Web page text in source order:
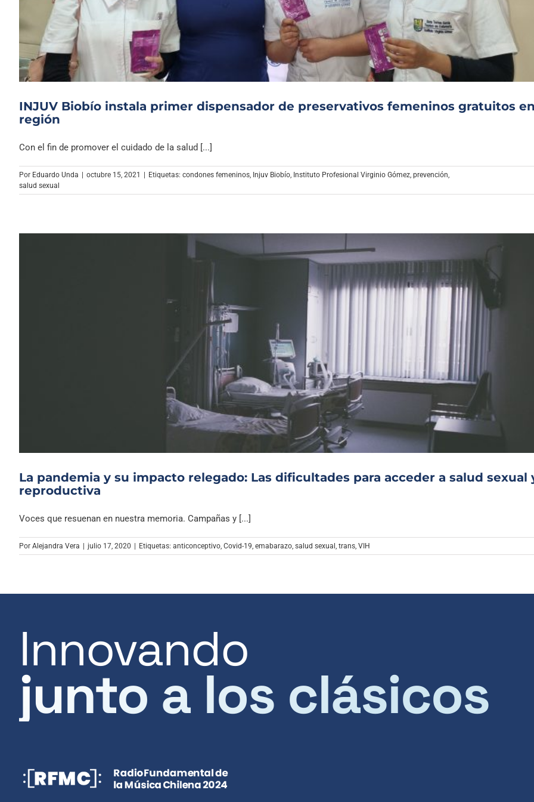
Archivo Sonoro
INJUV Biobío instala primer dispensador de preservativos femeninos gratuitos
región
Con el fin de promover el cuidado de la salud [...]
Por Eduardo Unda | octubre 15, 2021 | Etiquetas: condones femeninos Injuv Biobío Instituto Profesional Virginio Gómez prevención
salud sexual
La pandemia y su impacto relegado: Las dificultades para acceder a salud sexual
reproductiva
Voces que resuenan en nuestra memoria. Campañas y [...]
Por Alejandra Vera | julio 17, 2020 | Etiquetas: anticonceptivo Covid-19 emabarazo salud sexual trans VIH
Innovando
junto a los clásicos